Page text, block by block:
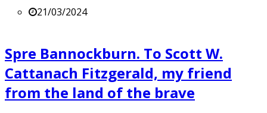
21/03/2024
Spre Bannockburn. To Scott W.
Cattanach Fitzgerald, my friend
from the land of the brave